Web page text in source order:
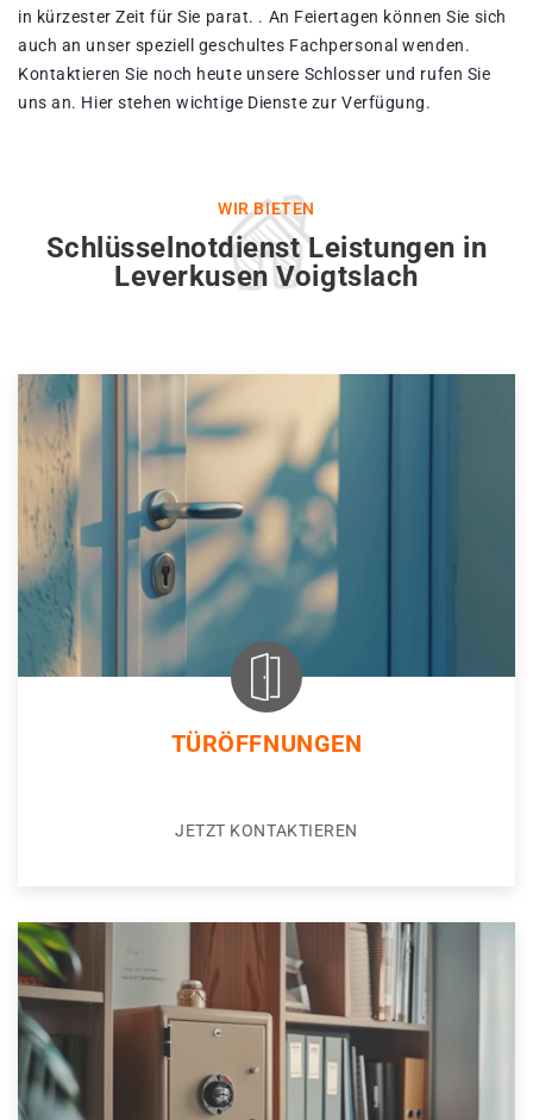
in kürzester Zeit für Sie parat. . An Feiertagen können Sie sich
auch an unser speziell geschultes Fachpersonal wenden.
Kontaktieren Sie noch heute unsere Schlosser und rufen Sie
uns an. Hier stehen wichtige Dienste zur Verfügung.
WIR BIETEN
Schlüsselnotdienst Leistungen in
Leverkusen Voigtslach
TÜRÖFFNUNGEN
JETZT KONTAKTIEREN